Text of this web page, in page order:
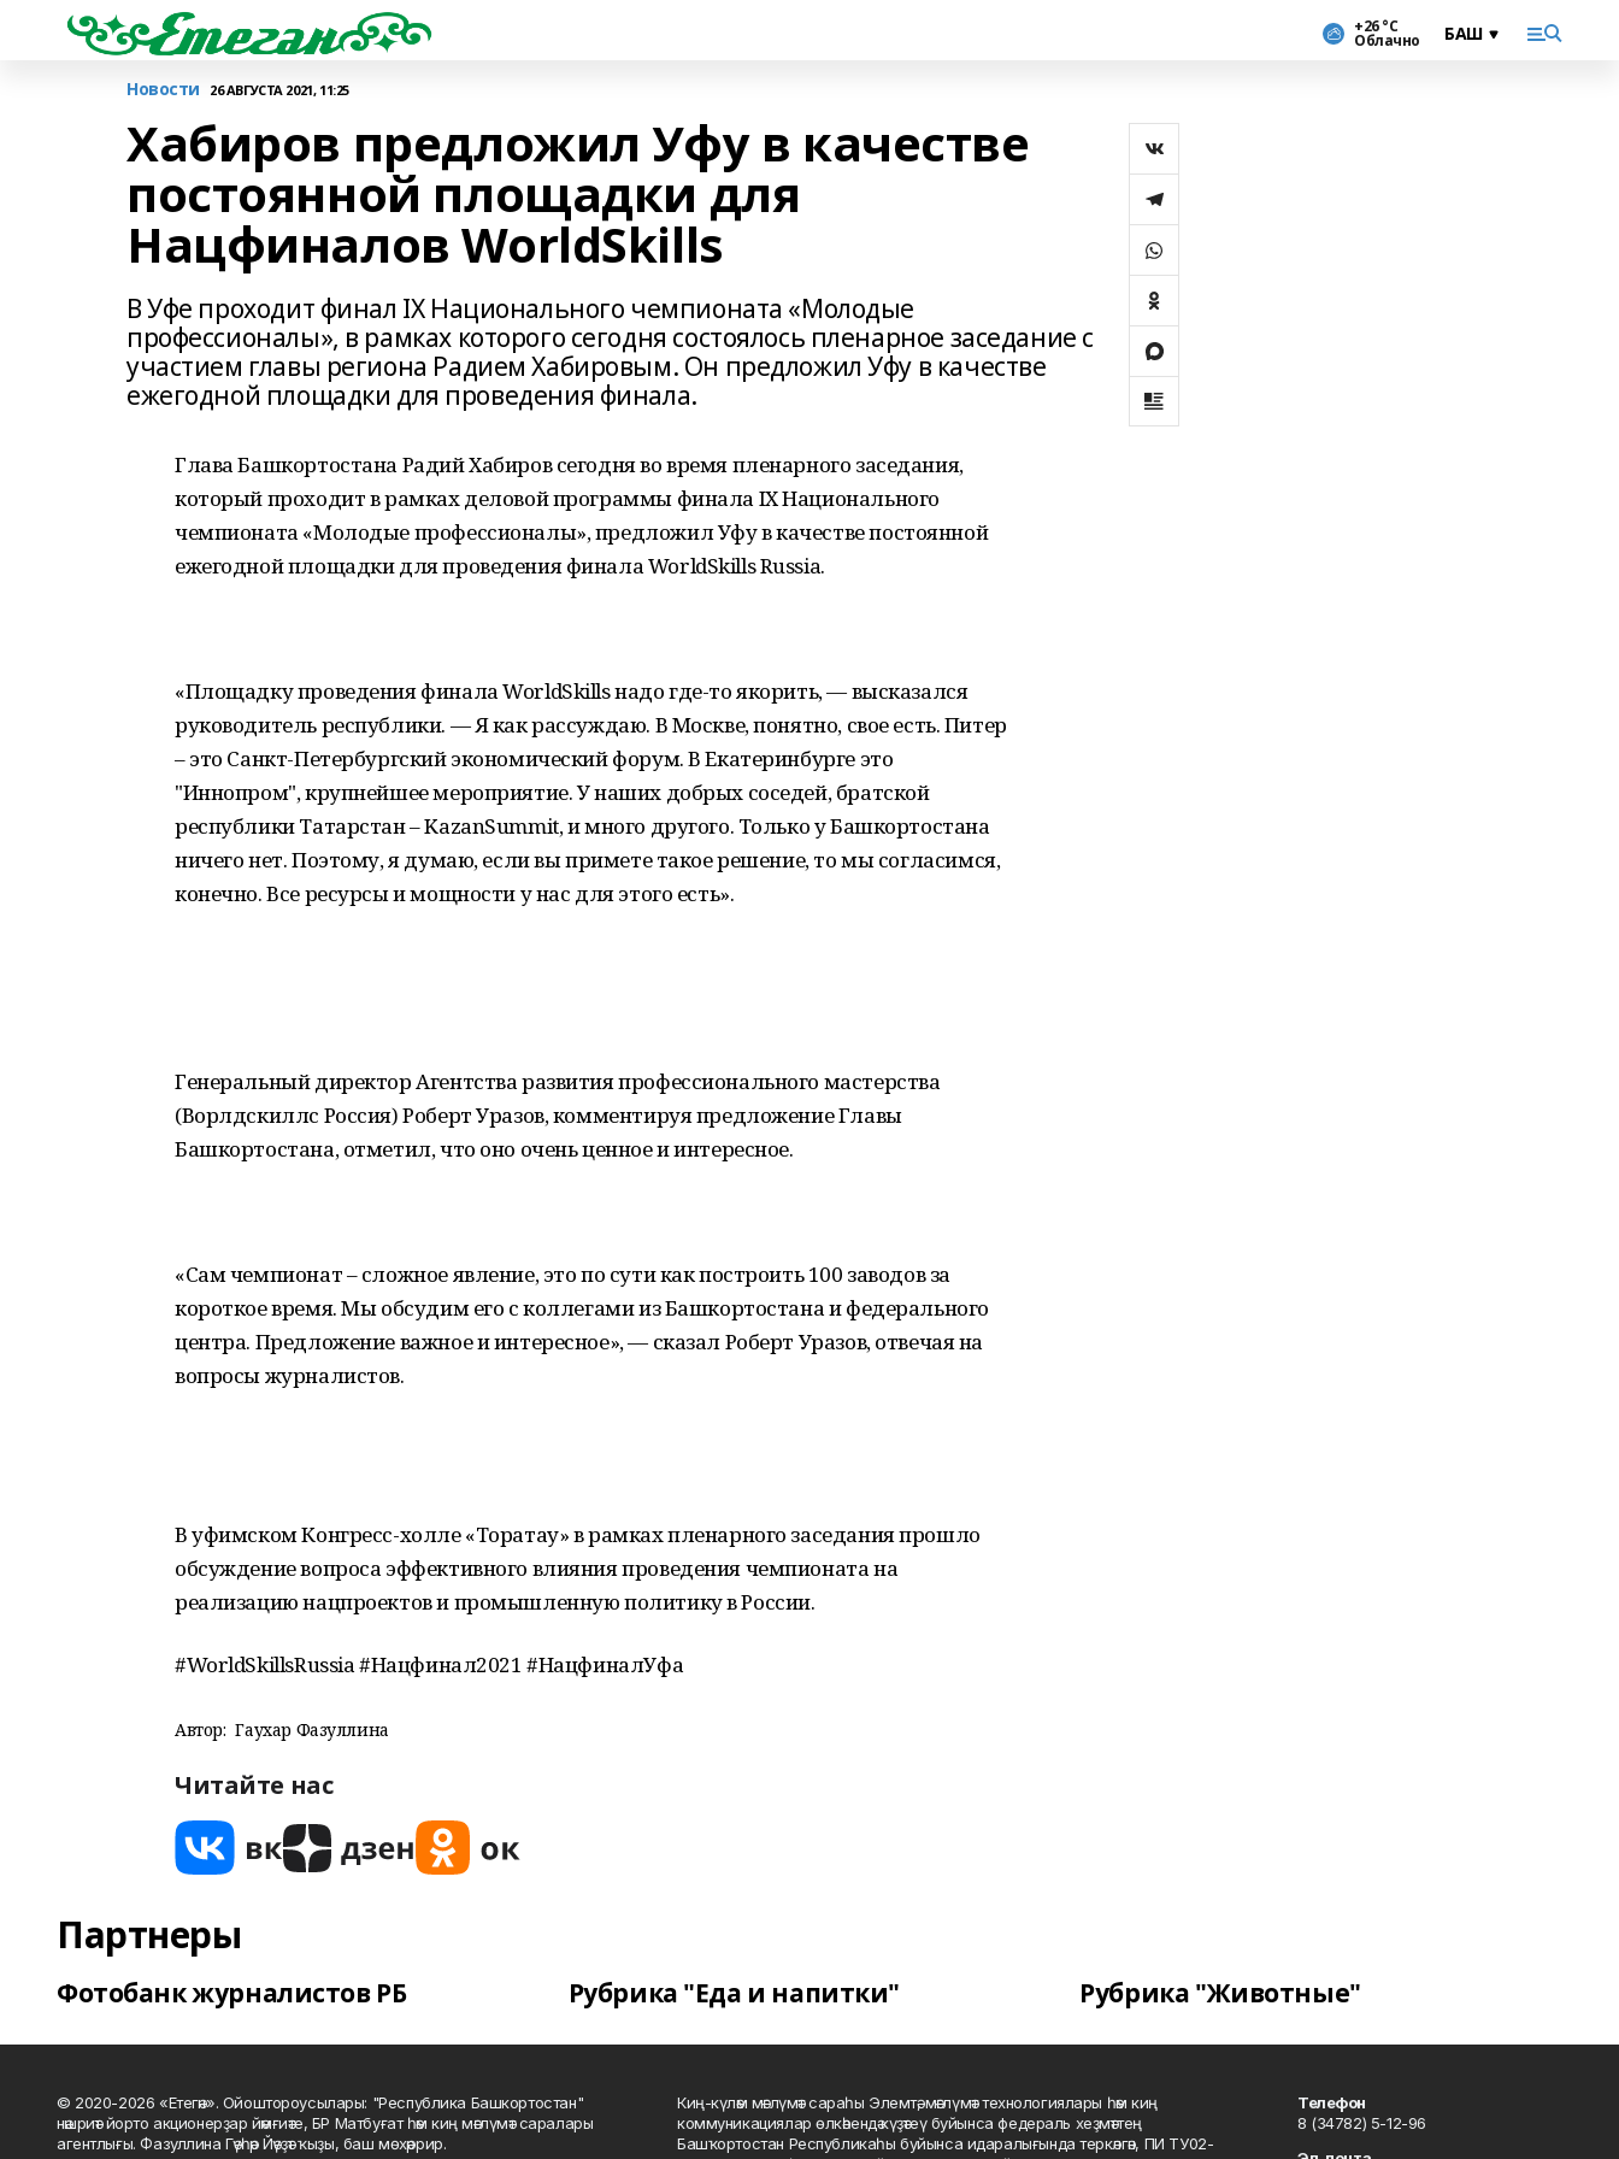
+26 °С
Облачно
Новости 26 АВГУСТА 2021, 11:25
Хабиров предложил Уфу в качестве
постоянной площадки для
Нацфиналов WorldSkills
В Уфе проходит финал IX Национального чемпионата «Молодые
профессионалы», в рамках которого сегодня состоялось пленарное заседание с
участием главы региона Радием Хабировым. Он предложил Уфу в качестве
ежегодной площадки для проведения финала.
Глава Башкортостана Радий Хабиров сегодня во время пленарного заседания,
который проходит в рамках деловой программы финала IX Национального
чемпионата «Молодые профессионалы», предложил Уфу в качестве постоянной
ежегодной площадки для проведения финала WorldSkills Russia.
«Площадку проведения финала WorldSkills надо где-то якорить, — высказался
руководитель республики. — Я как рассуждаю. В Москве, понятно, свое есть. Питер
– это Санкт-Петербургский экономический форум. В Екатеринбурге это
"Иннопром", крупнейшее мероприятие. У наших добрых соседей, братской
республики Татарстан – KazanSummit, и много другого. Только у Башкортостана
ничего нет. Поэтому, я думаю, если вы примете такое решение, то мы согласимся,
конечно. Все ресурсы и мощности у нас для этого есть».
Генеральный директор Агентства развития профессионального мастерства
(Ворлдскиллс Россия) Роберт Уразов, комментируя предложение Главы
Башкортостана, отметил, что оно очень ценное и интересное.
«Сам чемпионат – сложное явление, это по сути как построить 100 заводов за
короткое время. Мы обсудим его с коллегами из Башкортостана и федерального
центра. Предложение важное и интересное», — сказал Роберт Уразов, отвечая на
вопросы журналистов.
В уфимском Конгресс-холле «Торатау» в рамках пленарного заседания прошло
обсуждение вопроса эффективного влияния проведения чемпионата на
реализацию нацпроектов и промышленную политику в России.
#WorldSkillsRussia #Нацфинал2021 #НацфиналУфа
Автор: Гаухар Фазуллина
Читайте нас
Партнеры
Фотобанк журналистов РБ Рубрика "Еда и напитки" Рубрика "Животные"
© 2020-2026 «Етегән». Ойоштороусылары: "Республика Башкортостан"
нәшриәт йорто акционерҙар йәмғиәте, БР Матбуғат һәм киң мәғлүмәт саралары
агентлығы. Фазуллина Гәүһәр Йәүҙәт ҡыҙы, баш мөхәррир.
Киң-күләм мәғлүмәт сараһы Элемтә, мәғлүмәт технологиялары һәм киң
коммуникациялар өлкәһендә күҙәтеү буйынса федераль хеҙмәттең
Башҡортостан Республикаһы буйынса идаралығында теркәлгән, ПИ ТУ02-
Телефон
8 (34782) 5-12-96